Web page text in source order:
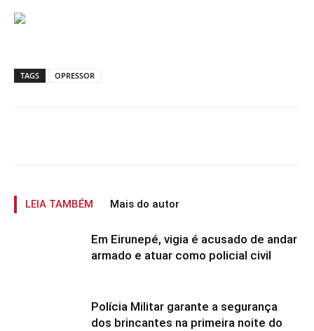
TAGS OPRESSOR
LEIA TAMBÉM Mais do autor
Em Eirunepé, vigia é acusado de andar
armado e atuar como policial civil
Polícia Militar garante a segurança
dos brincantes na primeira noite do